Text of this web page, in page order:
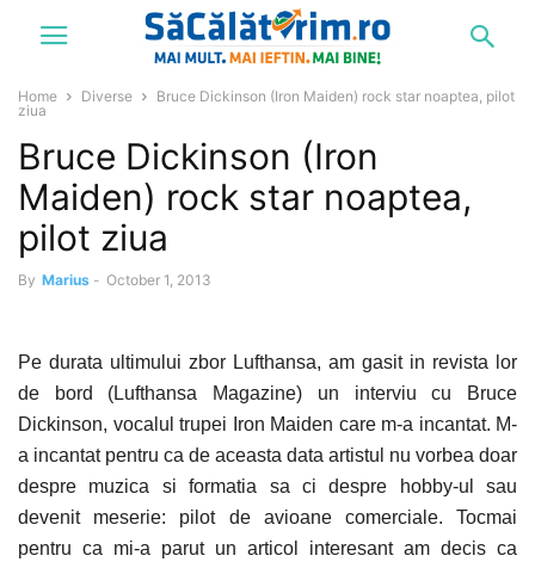
Home Diverse
Bruce Dickinson (Iron Maiden) rock star noaptea, pilot
ziua
Bruce Dickinson (Iron
Maiden) rock star noaptea,
pilot ziua
By Marius - October 1, 2013
Pe durata ultimului zbor Lufthansa, am gasit in revista lor
de bord (Lufthansa Magazine) un interviu cu Bruce
Dickinson, vocalul trupei Iron Maiden care m-a incantat. M-
a incantat pentru ca de aceasta data artistul nu vorbea doar
despre muzica si formatia sa ci despre hobby-ul sau
devenit meserie: pilot de avioane comerciale. Tocmai
pentru ca mi-a parut un articol interesant am decis ca